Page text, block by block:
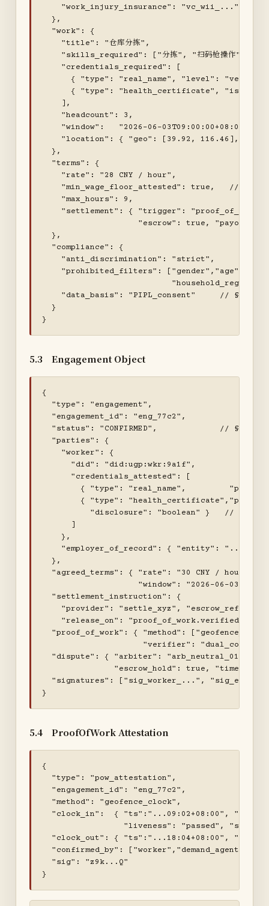
    "work_injury_insurance": "vc_wii_..."
  },
  "work": {
    "title": "仓库分拣",
    "skills_required": ["分拣", "扫码枪操作"],
    "credentials_required": [
{ "type": "real_name", "level":
{ "type": "health_certificate",
    ],
    "headcount": 3,
"window":   "2026-06-03T09:00:00+08:00/
"location": { "geo": [39.92, 116.46],
  },
  "terms": {
    "rate": "28 CNY / hour",
"min_wage_floor_attested": true,   // §6.1
    "max_hours": 9,
    "settlement": { "trigger": "proof_of_work",
"escrow": true,
  },
  "compliance": {
    "anti_discrimination": "strict",
"prohibited_filters":
    "data_basis": "PIPL_consent"     // §6.3
  }
}
5.3 Engagement Object
{
  "type": "engagement",
  "engagement_id": "eng_77c2",
"status": "CONFIRMED",             // §4.2 状
  "parties": {
    "worker": {
      "did": "did:ugp:wkr:9a1f",
      "credentials_attested": [
{ "type": "real_name",
{ "type":
"disclosure": "boolean" }   // 仅披露真
    },
"employer_of_record": { "entity": "...",
  },
"agreed_terms": { "rate": "30 CNY / hour",
"window": "2026-06-
  "settlement_instruction": {
"provider": "settle_xyz", "escrow_ref":
"release_on": "proof_of_work.verified",
"proof_of_work": { "method":
"verifier":
  "dispute": { "arbiter": "arb_neutral_01",
"escrow_hold": true,
"signatures": ["sig_worker_...",
}
5.4 ProofOfWork Attestation
{
  "type": "pow_attestation",
  "engagement_id": "eng_77c2",
  "method": "geofence_clock",
"clock_in":  { "ts":"...09:02+08:00",
"liveness": "passed",
"clock_out": { "ts":"...18:04+08:00",
"confirmed_by": ["worker","demand_agent"],
  "sig": "z9k...Q"
}